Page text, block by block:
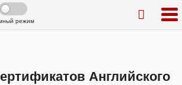
режим
Английского